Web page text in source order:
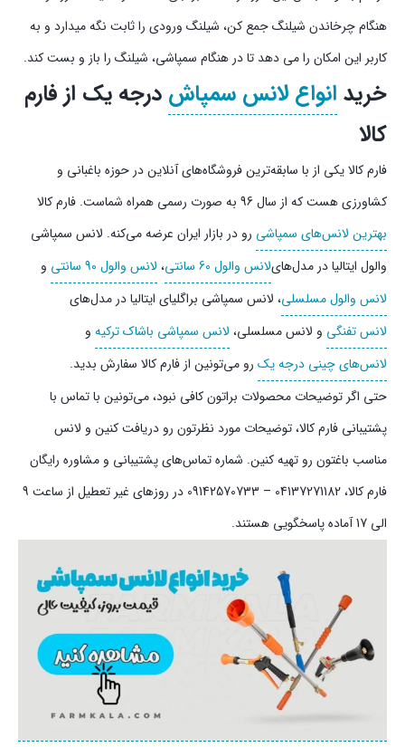
هنگام چرخاندن شیلنگ جمع کن، شیلنگ ورودی را ثابت نگه میدارد و به
کاربر این امکان را می دهد تا در هنگام سمپاشی، شیلنگ را باز و بست کند.
خرید انواع لانس سمپاش درجه یک از فارم
کالا
فارم کالا یکی از با سابقه‌ترین فروشگاه‌های آنلاین در حوزه باغبانی و
کشاورزی هست که از سال 96 به صورت رسمی همراه شماست. فارم کالا
بهترین لانس‌های سمپاشی رو در بازار ایران عرضه می‌کنه. لانس سمپاشی
والول ایتالیا در مدل‌هایلانس والول 60 سانتی ، لانس والول 90 سانتی
و
لانس والول مسلسلی، لانس سمپاشی براگلیای ایتالیا در مدل‌های
لانس تفنگی و لانس مسلسلی، لانس سمپاشی باشاک ترکیه و
لانس‌های چینی درجه یک رو می‌تونین از فارم کالا سفارش بدید.
حتی اگر توضیحات محصولات براتون کافی نبود، می‌تونین با تماس با
پشتیبانی فارم کالا، توضیحات مورد نظرتون رو دریافت کنین و لانس
مناسب باغتون رو تهیه کنین. شماره تماس‌های پشتیبانی و مشاوره رایگان
فارم کالا، 04137271182 – 09142570733 در روزهای غیر تعطیل از ساعت 9
الی 17 آماده پاسخگویی هستند.